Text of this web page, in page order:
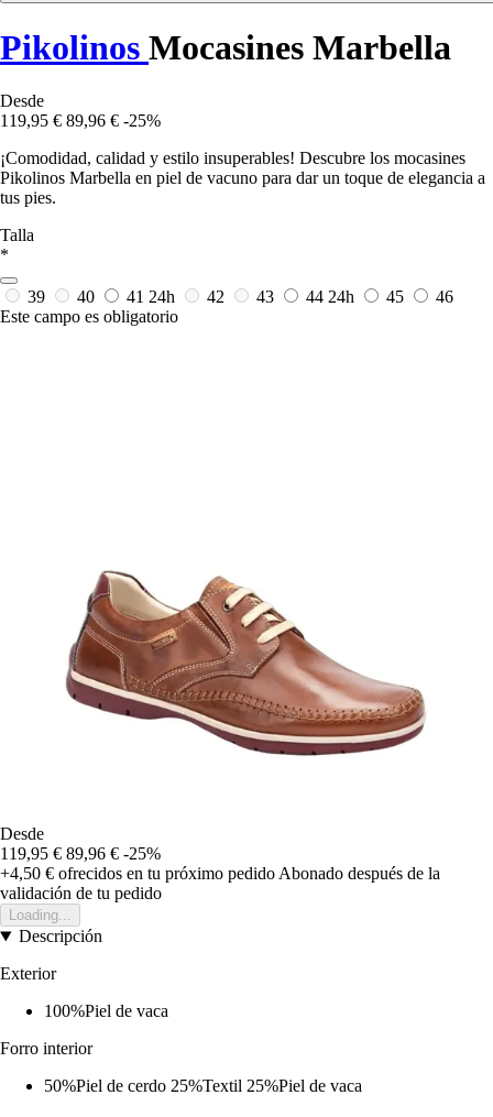
Pikolinos Mocasines Marbella
Desde
119,95 € 89,96 € -25%
¡Comodidad, calidad y estilo insuperables! Descubre los mocasines
Pikolinos Marbella en piel de vacuno para dar un toque de elegancia a
tus pies.
Talla
*
39 40 41 24h 42 43 44 24h 45
46
Este campo es obligatorio
Desde
119,95 € 89,96 € -25%
+4,50 € ofrecidos en tu próximo pedido Abonado después de la
validación de tu pedido
Loading...
Descripción
Exterior
100%Piel de vaca
Forro interior
50%Piel de cerdo 25%Textil 25%Piel de vaca